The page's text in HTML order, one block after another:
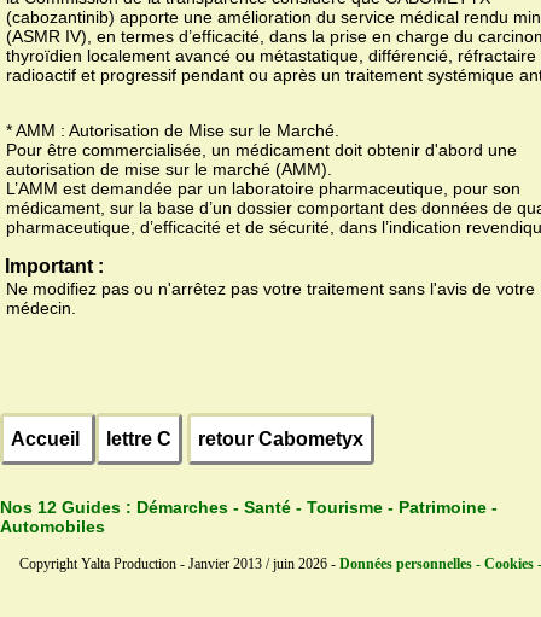
(cabozantinib) apporte une amélioration du service médical rendu
(ASMR IV), en termes d’efficacité, dans la prise en charge du
thyroïdien localement avancé ou métastatique, différencié, réfractaire
radioactif et progressif pendant ou après un traitement systémique
* AMM : Autorisation de Mise sur le Marché.
Pour être commercialisée, un médicament doit obtenir d'abord une
autorisation de mise sur le marché (AMM).
L’AMM est demandée par un laboratoire pharmaceutique, pour son
médicament, sur la base d’un dossier comportant des données de
pharmaceutique, d’efficacité et de sécurité, dans l’indication
Important :
Ne modifiez pas ou n'arrêtez pas votre traitement sans l'avis de votre
médecin.
Accueil lettre C retour Cabometyx
Nos 12 Guides : Démarches - Santé - Tourisme - Patrimoine -
Automobiles
Copyright Yalta Production - Janvier 2013 / juin 2026 - Données personnelles - Cookies